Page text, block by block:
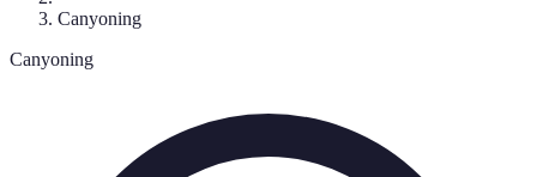
Canyoning
Canyoning